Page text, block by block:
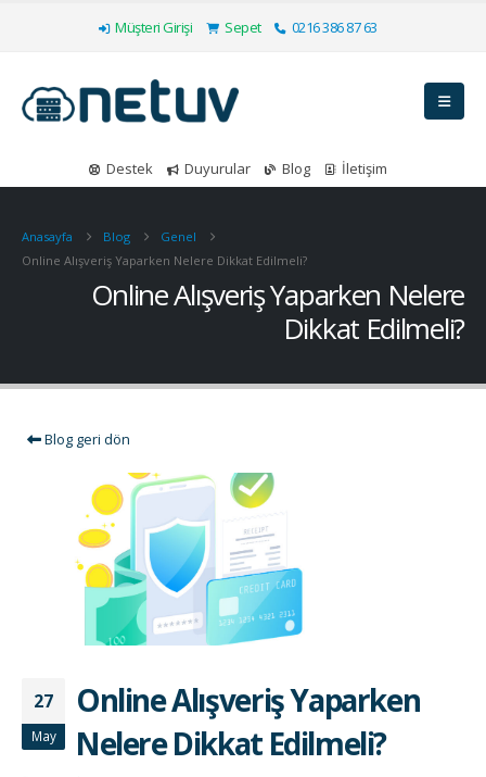
Müşteri Girişi Sepet 0216 386 87 63
Destek Duyurular Blog İletişim
Anasayfa Blog
Genel
Online Alışveriş Yaparken Nelere Dikkat Edilmeli?
Online Alışveriş Yaparken Nelere
Dikkat Edilmeli?
Blog geri dön
27
May
Online Alışveriş Yaparken
Nelere Dikkat Edilmeli?